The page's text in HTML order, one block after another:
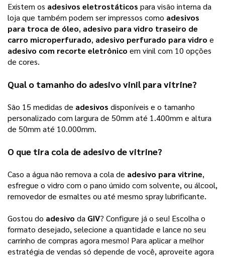
Existem os adesivos eletrostáticos para visão interna da
loja que também podem ser impressos como adesivos
para troca de óleo, adesivo para vidro traseiro de
carro microperfurado, adesivo perfurado para vidro
adesivo com recorte eletrônico em vinil com 10 opções
de cores.
Qual o tamanho do adesivo vinil para vitrine?
São 15 medidas de adesivos disponíveis e o tamanho
personalizado com largura de 50mm até 1.400mm e altura
de 50mm até 10.000mm.
O que tira cola de adesivo de vitrine?
Caso a água não remova a cola de adesivo para vitrine,
esfregue o vidro com o pano úmido com solvente, ou álcool,
removedor de esmaltes ou até mesmo spray lubrificante.
Gostou do adesivo da GIV? Configure já o seu! Escolha o
formato desejado, selecione a quantidade e lance no seu
carrinho de compras agora mesmo! Para aplicar a melhor
estratégia de vendas só depende de você, aproveite agora